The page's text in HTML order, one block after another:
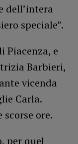
dell’intera
speciale”.
Piacenza, e
Barbieri,
vicenda
Carla.
ore.
per quel